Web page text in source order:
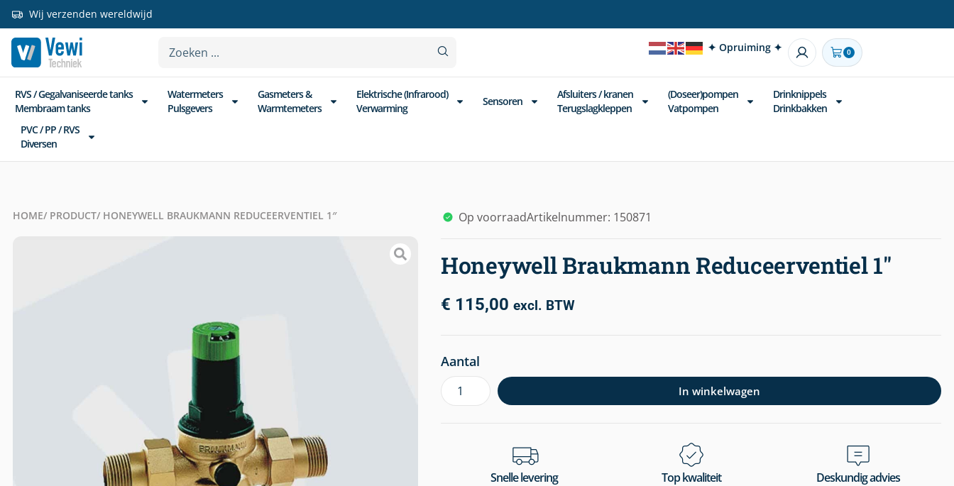
Wij verzenden wereldwijd
✦ Opruiming ✦ 0
RVS / Gegalvaniseerde tanks
Membraam tanks
Watermeters
Pulsgevers
Gasmeters &
Warmtemeters
Elektrische (Infrarood)
Verwarming
Sensoren
Afsluiters / kranen
Terugslagkleppen
(Doseer)pompen
Vatpompen
Drinknippels
Drinkbakken
PVC / PP / RVS
Diversen
HOME/ PRODUCT/ HONEYWELL BRAUKMANN REDUCEERVENTIEL 1″ Op voorraadArtikelnummer: 150871
Honeywell Braukmann Reduceerventiel 1″
€ 115,00 excl. BTW
Aantal
In winkelwagen
Snelle levering Top kwaliteit Deskundig advies